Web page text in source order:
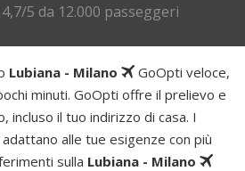
5 da 12.000 passeggeri
Lubiana - Milano
GoOpti veloce,
minuti. GoOpti offre il prelievo e
incluso il tuo indirizzo di casa. I
alle tue esigenze con più
sulla Lubiana - Milano